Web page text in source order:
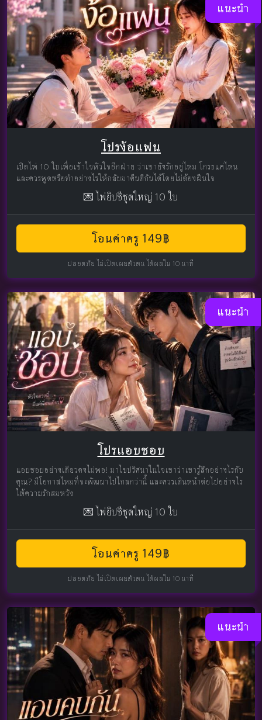
แนะนำ
โปรง้อแฟน
เปิดไพ่ 10 ใบเพื่อเข้าใจหัวใจอีกฝ่าย ว่าเขายังรักอยู่ไหม โกรธแค่ไหน
และควรพูดหรือทำอย่างไรให้กลับมาคืนดีกันได้โดยไม่ต้องฝืนใจ
💌 ไพ่ยิปซีชุดใหญ่ 10 ใบ
โอนค่าครู 149฿
ปลอดภัย ไม่เปิดเผยตัวตน ได้ผลใน 10 นาที
แนะนำ
โปรแอบชอบ
แอบชอบอย่างเดียวคงไม่พอ! มาไขปริศนาในใจเขาว่าเขารู้สึกอย่างไรกับ
คุณ? มีโอกาสไหมที่จะพัฒนาไปไกลกว่านี้ และควรเดินหน้าต่อไปอย่างไร
ให้ความรักสมหวัง
💌 ไพ่ยิปซีชุดใหญ่ 10 ใบ
โอนค่าครู 149฿
ปลอดภัย ไม่เปิดเผยตัวตน ได้ผลใน 10 นาที
แนะนำ